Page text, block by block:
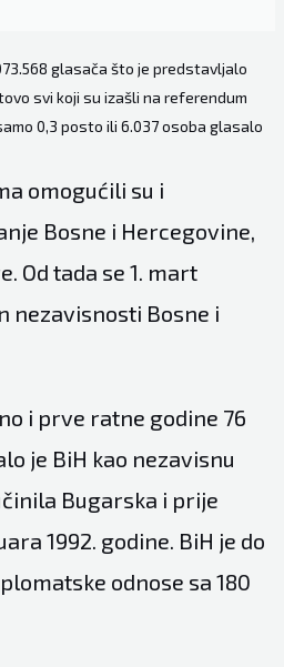
glasača što je predstavljalo
svi koji su izašli na referendum
0,3 posto ili 6.037 osoba glasalo
omogućili su i
Bosne i Hercegovine,
Od tada se 1. mart
nezavisnosti Bosne i
i prve ratne godine 76
je BiH kao nezavisnu
Bugarska i prije
1992. godine. BiH je do
odnose sa 180